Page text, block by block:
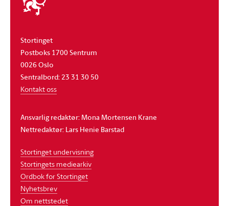
stortinget
Stortinget
Postboks 1700 Sentrum
0026 Oslo
Sentralbord: 23 31 30 50
Kontakt oss
Ansvarlig redaktør: Mona Mortensen Krane
Nettredaktør: Lars Henie Barstad
Stortinget undervisning
Stortingets mediearkiv
Ordbok for Stortinget
Nyhetsbrev
Om nettstedet